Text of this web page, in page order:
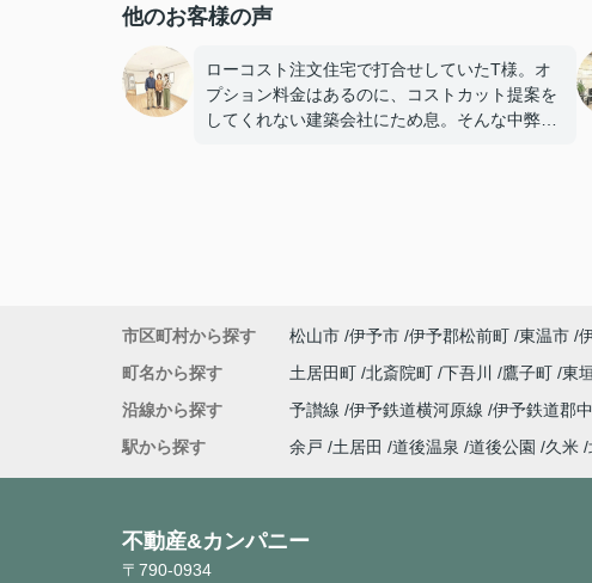
他のお客様の声
ローコスト注文住宅で打合せしていたT様。オ
プション料金はあるのに、コストカット提案を
してくれない建築会社にため息。そんな中弊社
れた方が紹介先が儲かる仕組みになってるの
で、そういう建築会社が多いんです…
どの希望がなかったので、建売住宅の選択肢で
私もよかったのではないかと思っております
三津浜の花火大会のときにお邪魔しようかしら
♡笑
市区町村から探す 松山市 伊予市 伊予郡松前町 東温市
町名から探す
土居田町 北斎院町 下吾川 鷹子町 東
沿線から探す
予讃線 伊予鉄道横河原線 伊予鉄道郡
駅から探す
余戸 土居田 道後温泉 道後公園 久米
不動産&カンパニー
〒790-0934